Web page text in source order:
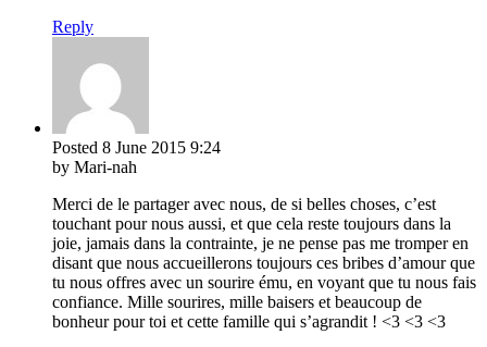
Reply
Posted 8 June 2015 9:24
by Mari-nah
Merci de le partager avec nous, de si belles choses, c’est
touchant pour nous aussi, et que cela reste toujours dans la
joie, jamais dans la contrainte, je ne pense pas me tromper en
disant que nous accueillerons toujours ces bribes d’amour que
tu nous offres avec un sourire ému, en voyant que tu nous fais
confiance. Mille sourires, mille baisers et beaucoup de
bonheur pour toi et cette famille qui s’agrandit ! <3 <3 <3